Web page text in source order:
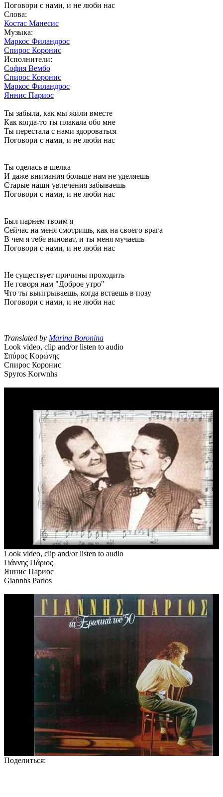
Поговори с нами, и не люби нас
Слова:
Костас Манесис
Музыка:
Маркос Филандрос
Спирос Коронис
Исполнители:
София Вембо
Спирос Коронис
Маркос Филандрос
Яннис Париос
Ты забыла, как мы жили вместе
Как когда-то ты плакала обо мне
Ты перестала с нами здороваться
Поговори с нами, и не люби нас
Ты оделась в шелка
И даже внимания больше нам не уделяешь
Старые наши увлечения забываешь
Поговори с нами, и не люби нас
Был парнем твоим я
Сейчас на меня смотришь, как на своего врага
В чем я тебе виноват, и ты меня мучаешь
Поговори с нами, и не люби нас
Не существует причины проходить
Не говоря нам "Доброе утро"
Что ты выигрываешь, когда встаешь в позу
Поговори с нами, и не люби нас
Translated by Marina Boronina
Look video, clip and/or listen to audio
Σπύρος Κορώνης
Спирос Коронис
Spyros Korwnhs
Look video, clip and/or listen to audio
Γιάννης Πάριος
Яннис Париос
Giannhs Parios
Поделиться: